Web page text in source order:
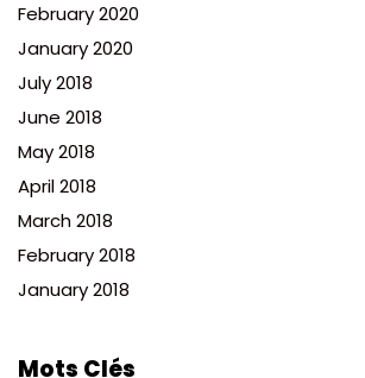
February 2020
January 2020
July 2018
June 2018
May 2018
April 2018
March 2018
February 2018
January 2018
Mots Clés